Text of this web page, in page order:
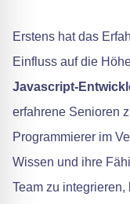
Erstens hat das
Einfluss auf die
Javascript-
erfahrene Senioren
Programmierer im
Wissen und ihre
Team zu